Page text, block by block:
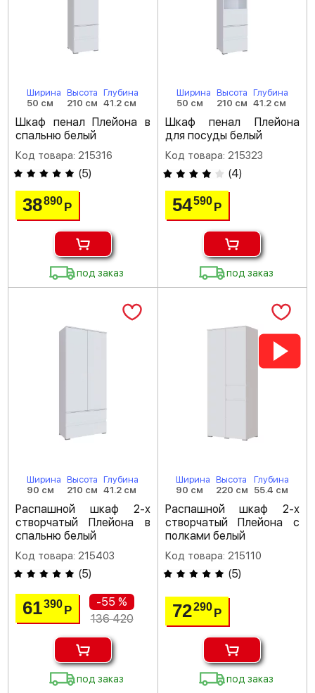
Ширина
50 см
Высота
210 см
Глубина
41.2 см
Шкаф пенал Плейона в
спальню белый
Код товара: 215316
(5)
38890Р
под заказ
Ширина
50 см
Высота
210 см
Глубина
41.2 см
Шкаф пенал Плейона
для посуды белый
Код товара: 215323
(4)
54590 Р
под заказ
Ширина
90 см
Высота
210 см
Глубина
41.2 см
Распашной шкаф 2-х
створчатый Плейона в
спальню белый
Код товара: 215403
(5)
61390Р
-55 %
136 420
под заказ
Ширина
90 см
Высота
220 см
Глубина
55.4 см
Распашной шкаф 2-х
створчатый Плейона с
полками белый
Код товара: 215110
(5)
72290 Р
под заказ